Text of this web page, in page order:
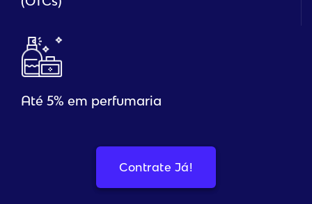
Até 5% em perfumaria
Contrate Já!